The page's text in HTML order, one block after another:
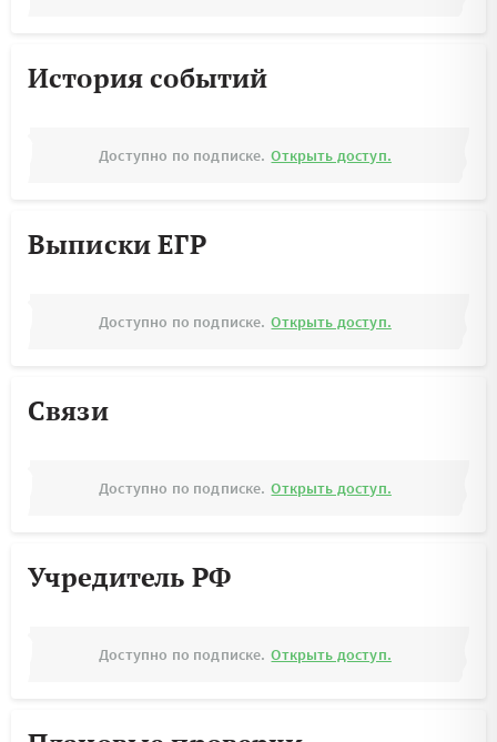
История событий
Доступно по подписке. Открыть доступ.
Выписки ЕГР
Доступно по подписке. Открыть доступ.
Связи
Доступно по подписке. Открыть доступ.
Учредитель РФ
Доступно по подписке. Открыть доступ.